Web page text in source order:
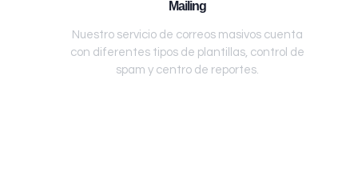
Mailing
Nuestro servicio de correos masivos cuenta
con diferentes tipos de plantillas, control de
spam y centro de reportes.